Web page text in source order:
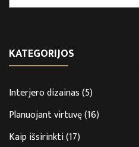
KATEGORIJOS
Interjero dizainas(5)
Planuojant virtuvę(16)
Kaip išsirinkti(17)